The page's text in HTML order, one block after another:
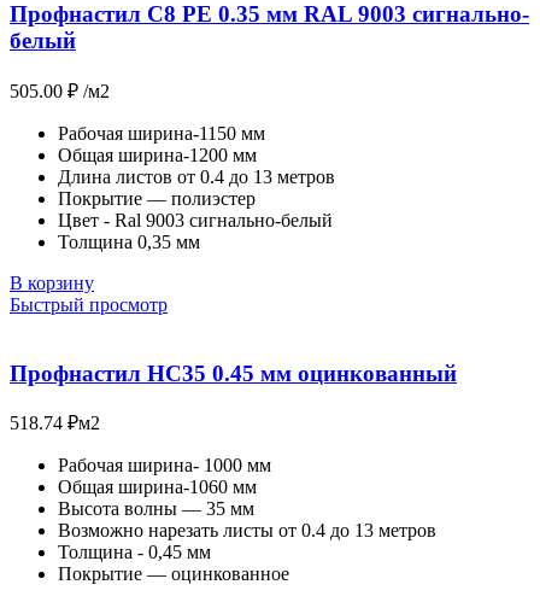
Профнастил С8 PE 0.35 мм RAL 9003 сигнально-
белый
505.00 ₽ /м2
Рабочая ширина-1150 мм
Общая ширина-1200 мм
Длина листов от 0.4 до 13 метров
Покрытие — полиэстер
Цвет - Ral 9003 сигнально-белый
Толщина 0,35 мм
В корзину
Быстрый просмотр
Профнастил НС35 0.45 мм оцинкованный
518.74 ₽м2
Рабочая ширина- 1000 мм
Общая ширина-1060 мм
Высота волны — 35 мм
Возможно нарезать листы от 0.4 до 13 метров
Толщина - 0,45 мм
Покрытие — оцинкованное